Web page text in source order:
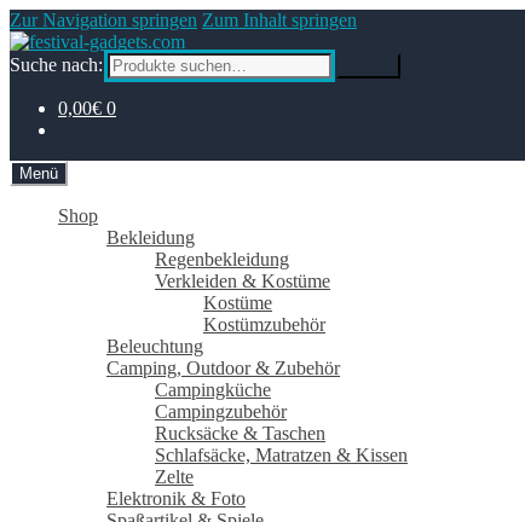
Zur Navigation springen Zum Inhalt springen
Suche nach:
0,00€ 0
Menü
Shop
Bekleidung
Regenbekleidung
Verkleiden & Kostüme
Kostüme
Kostümzubehör
Beleuchtung
Camping, Outdoor & Zubehör
Campingküche
Campingzubehör
Rucksäcke & Taschen
Schlafsäcke, Matratzen & Kissen
Zelte
Elektronik & Foto